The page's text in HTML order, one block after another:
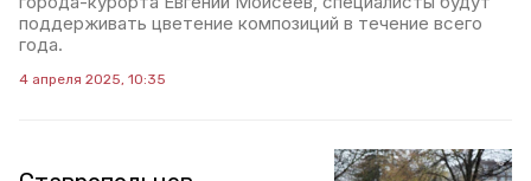
поддерживать цветение композиций в течение всего
года.
4 апреля 2025, 10:35